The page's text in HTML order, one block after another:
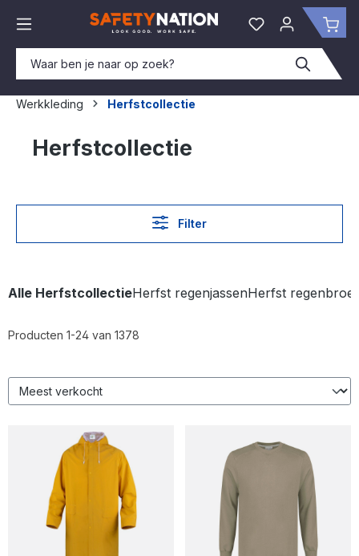
Je hebt 0 items
Werkkleding Herfstcollectie
Herfstcollectie
Filter
Alle HerfstcollectieHerfst regenjassenHerfst
Producten 1-24 van 1378